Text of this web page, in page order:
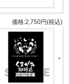
）
ョンズ株
価格:2,750円(税込)